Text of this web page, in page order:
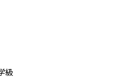
級